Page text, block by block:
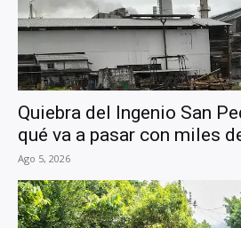
Quiebra del Ingenio San
qué va a pasar con miles
Ago 5, 2026